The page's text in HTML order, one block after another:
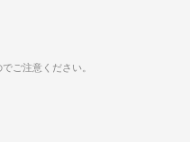
ご注意ください。